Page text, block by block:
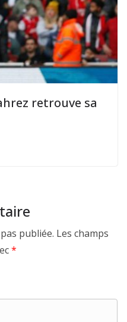
retrouve sa
publiée. Les champs
*